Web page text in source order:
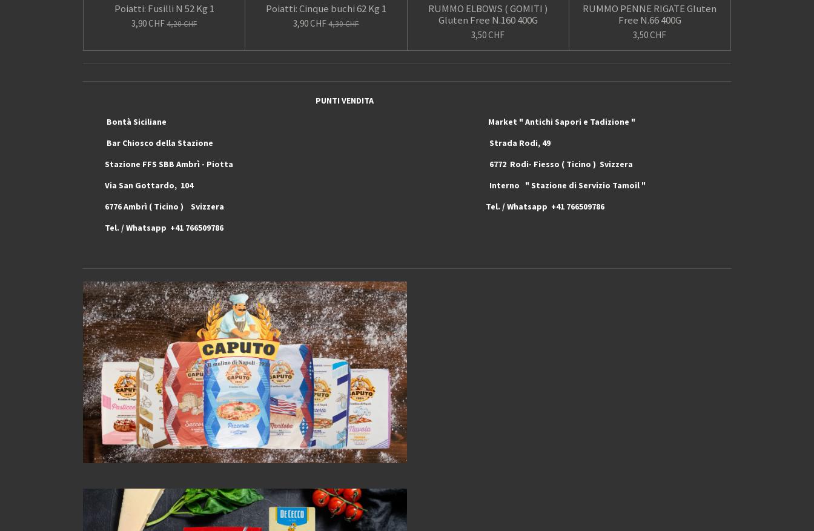
Poiatti: Fusilli N 52 Kg 1
3,90 CHF4,20 CHF
Poiatti: Cinque buchi 62 Kg 1
3,90 CHF4,30 CHF
RUMMO ELBOWS ( GOMITI )
Gluten Free N.160 400G
3,50 CHF
RUMMO PENNE RIGATE Gluten
Free N.66 400G
3,50 CHF
PUNTI VENDITA
Bontà Siciliane Market " Antichi Sapori e Tadizione "
Bar Chiosco della Stazione Strada Rodi, 49
Stazione FFS SBB Ambrì - Piotta 6772 Rodi- Fiesso ( Ticino ) Svizzera
Via San Gottardo, 104 Interno " Stazione di Servizio Tamoil "
6776 Ambrì ( Ticino ) Svizzera Tel. / Whatsapp +41 766509786
Tel. / Whatsapp +41 766509786